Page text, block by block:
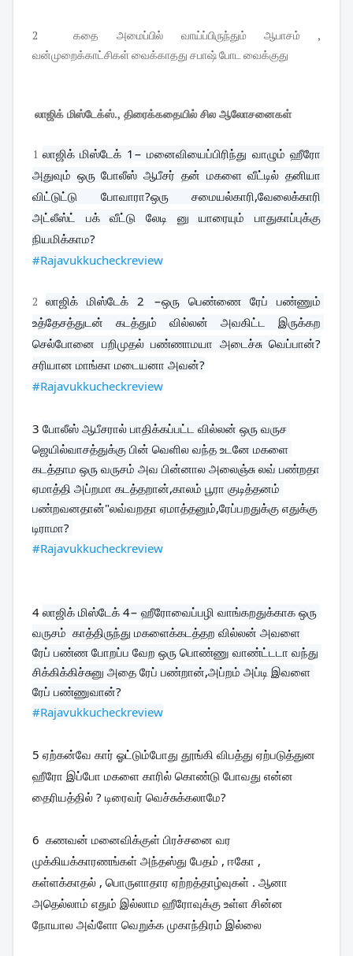
2 கதை அமைப்பில் வாய்ப்பிருந்தும் ஆபாசம் ,
வன்முறைக்காட்சிகள் வைக்காதது சபாஷ் போட வைக்குது
லாஜிக் மிஸ்டேக்ஸ்., திரைக்கதையில் சில ஆலோசனைகள்
1 லாஜிக் மிஸ்டேக் 1− மனைவியைப்பிரிந்து வாழும் ஹீரோ
அதுவும் ஒரு போலீஸ் ஆபீசர் தன் மகளை வீட்டில் தனியா
விட்டுட்டு போவாரா?ஒரு சமையல்காரி,வேலைக்காரி
அட்லீஸ்ட் பக் வீட்டு லேடி னு யாரையும் பாதுகாப்புக்கு
நியமிக்காம?
#Rajavukkucheckreview
2லாஜிக் மிஸ்டேக் 2 −ஒரு பெண்ணை ரேப் பண்ணும்
உத்தேசத்துடன் கடத்தும் வில்லன் அவகிட்ட இருக்கற
செல்போனை பறிமுதல் பண்ணாமயா அடைச்சு வெப்பான்?
சரியான மாங்கா மடையனா அவன்?
#Rajavukkucheckreview
3 போலீஸ் ஆபீசரால் பாதிக்கப்பட்ட வில்லன் ஒரு வருச
ஜெயில்வாசத்துக்கு பின் வெளில வந்த உடனே மகளை
கடத்தாம ஒரு வருசம் அவ பின்னால அலைஞ்சு லவ் பண்றதா
ஏமாத்தி அப்றமா கடத்தறான்,காலம் பூரா குடித்தனம்
பண்றவனதான்"லவ்வறதா ஏமாத்தனும்,ரேப்பறதுக்கு எதுக்கு
#Rajavukkucheckreview
4 லாஜிக் மிஸ்டேக் 4− ஹீரோவைப்பழி வாங்கறதுக்காக ஒரு
வருசம்  காத்திருந்து மகளைக்கடத்தற வில்லன் அவளை
ரேப் பண்ண போறப்ப வேற ஒரு பொண்ணு வாண்ட்டடா வந்து
சிக்கிக்கிச்சுனு அதை ரேப் பண்றான்,அப்றம் அப்டி இவளை
#Rajavukkucheckreview
5 ஏற்கன்வே கார் ஓட்டும்போது தூங்கி விபத்து ஏற்படுத்துன
ஹீரோ இப்போ மகளை காரில் கொண்டு போவது என்ன
தைரியத்தில் ? டிரைவர் வெச்சுக்கலாமே?
6  கணவன் மனைவிக்குள் பிரச்சனை வர
முக்கியக்காரணங்கள் அந்தஸ்து பேதம் , ஈகோ ,
கள்ளக்காதல் , பொருளாதார ஏற்றத்தாழ்வுகள் . ஆனா
அதெல்லாம் எதும் இல்லாம ஹீரோவுக்கு உள்ள சின்ன
நோயால அவ்ளோ வெறுக்க முகாந்திரம் இல்லை